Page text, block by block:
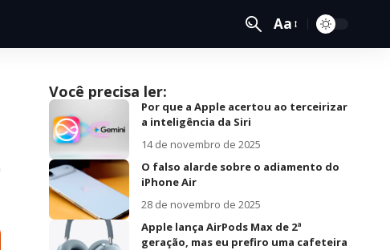
Aa
Você precisa ler:
Por que a Apple acertou ao terceirizar
a inteligência da Siri
14 de novembro de 2025
O falso alarde sobre o adiamento do
iPhone Air
28 de novembro de 2025
Apple lança AirPods Max de 2ª
geração, mas eu prefiro uma cafeteira